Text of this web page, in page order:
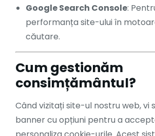
Google Search Console:
performanța site-ului în
căutare.
Cum gestionăm
consimțământul?
Când vizitați site-ul nostru web, vi
banner cu opțiuni pentru a